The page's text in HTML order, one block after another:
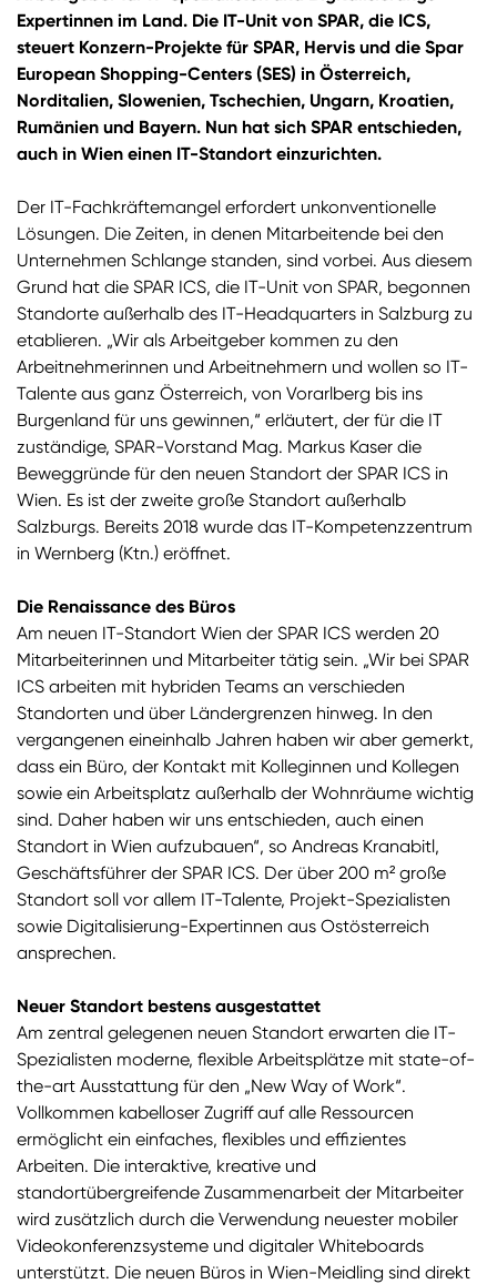
Expertinnen im Land. Die IT-Unit von SPAR, die ICS,
steuert Konzern-Projekte für SPAR, Hervis und die Spar
European Shopping-Centers (SES) in Österreich,
Norditalien, Slowenien, Tschechien, Ungarn, Kroatien,
Rumänien und Bayern. Nun hat sich SPAR entschieden,
auch in Wien einen IT-Standort einzurichten.
Der IT-Fachkräftemangel erfordert unkonventionelle
Lösungen. Die Zeiten, in denen Mitarbeitende bei den
Unternehmen Schlange standen, sind vorbei. Aus diesem
Grund hat die SPAR ICS, die IT-Unit von SPAR, begonnen
Standorte außerhalb des IT-Headquarters in Salzburg zu
etablieren. „Wir als Arbeitgeber kommen zu den
Arbeitnehmerinnen und Arbeitnehmern und wollen so IT-
Talente aus ganz Österreich, von Vorarlberg bis ins
Burgenland für uns gewinnen,“ erläutert, der für die IT
zuständige, SPAR-Vorstand Mag. Markus Kaser die
Beweggründe für den neuen Standort der SPAR ICS in
Wien. Es ist der zweite große Standort außerhalb
Salzburgs. Bereits 2018 wurde das IT-Kompetenzzentrum
in Wernberg (Ktn.) eröffnet.
Die Renaissance des Büros
Am neuen IT-Standort Wien der SPAR ICS werden 20
Mitarbeiterinnen und Mitarbeiter tätig sein. „Wir bei SPAR
ICS arbeiten mit hybriden Teams an verschieden
Standorten und über Ländergrenzen hinweg. In den
vergangenen eineinhalb Jahren haben wir aber gemerkt,
dass ein Büro, der Kontakt mit Kolleginnen und Kollegen
sowie ein Arbeitsplatz außerhalb der Wohnräume wichtig
sind. Daher haben wir uns entschieden, auch einen
Standort in Wien aufzubauen“, so Andreas Kranabitl,
Geschäftsführer der SPAR ICS. Der über 200 m² große
Standort soll vor allem IT-Talente, Projekt-Spezialisten
sowie Digitalisierung-Expertinnen aus Ostösterreich
ansprechen.
Neuer Standort bestens ausgestattet
Am zentral gelegenen neuen Standort erwarten die IT-
Spezialisten moderne, flexible Arbeitsplätze mit state-of-
the-art Ausstattung für den „New Way of Work“.
Vollkommen kabelloser Zugriff auf alle Ressourcen
ermöglicht ein einfaches, flexibles und effizientes
Arbeiten. Die interaktive, kreative und
standortübergreifende Zusammenarbeit der Mitarbeiter
wird zusätzlich durch die Verwendung neuester mobiler
Videokonferenzsysteme und digitaler Whiteboards
unterstützt. Die neuen Büros in Wien-Meidling sind direkt